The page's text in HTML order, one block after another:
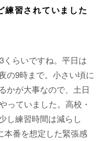
練習されていました
らいですね。平日は
の9時まで。小さい頃に
かが大事なので、土日
っていました。高校・
し練習時間は減らし
本番を想定した緊張感